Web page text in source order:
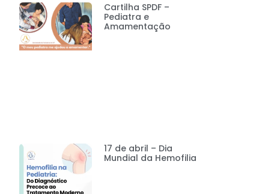
Cartilha SPDF –
Pediatra e
Amamentação
17 de abril – Dia
Mundial da Hemofilia